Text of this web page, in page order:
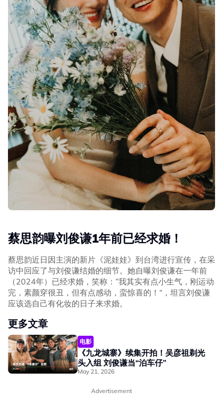
蔡思韵曝刘俊谦1年前已经求婚！
蔡思韵近日因主演的新片《泥娃娃》到台湾进行宣传，在采
访中回应了与刘俊谦结婚的细节。她自曝刘俊谦在一年前
（2024年）已经求婚，笑称：”我其实有点小生气，刚运动
完，素颜穿很丑，但有点感动，蛮惊喜的！“，坦言刘俊谦
应该选自己有化妆的日子来求婚。
更多文章
电影
《九龙城寨》续集开拍！吴彦祖剃光
头入组 刘俊谦当“泊车仔”
May 21, 2026
Advertisement